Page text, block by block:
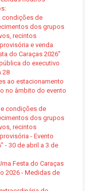
condições de
dos grupos
recintos
e venda
do Caraças 2026”
do executivo
28
ao estacionamento
no âmbito do evento
e condições de
dos grupos
recintos
- Evento
- 30 de abril a 3 de
Festa do Caraças
2026 - Medidas de